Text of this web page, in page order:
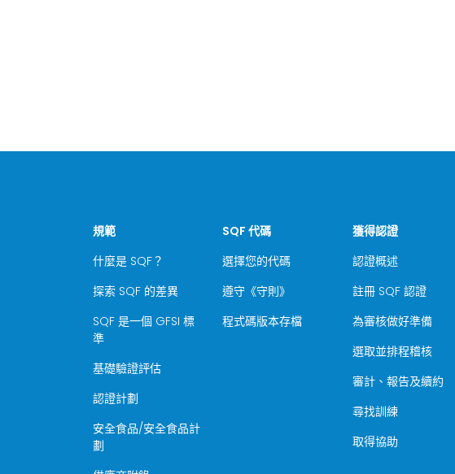
規範
什麼是 SQF？
探索 SQF 的差異
SQF 是一個 GFSI 標
準
基礎驗證評估
認證計劃
安全食品/安全食品計
劃
SQF 代碼
選擇您的代碼
遵守《守則》
程式碼版本存檔
獲得認證
認證概述
註冊 SQF 認證
為審核做好準備
選取並排程稽核
審計、報告及續約
尋找訓練
取得協助